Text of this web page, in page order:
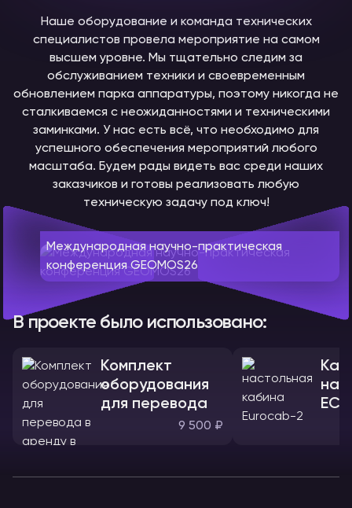
Наше оборудование и команда технических
специалистов провела мероприятие на самом
высшем уровне. Мы тщательно следим за
обслуживанием техники и своевременным
обновлением парка аппаратуры, поэтому никогда не
сталкиваемся с неожиданностями и техническими
заминками. У нас есть всё, что необходимо для
успешного обеспечения мероприятий любого
масштаба. Будем рады видеть вас среди наших
заказчиков и готовы реализовать любую
техническую задачу под ключ!
Международная научно-практическая
конференция GEOMOS26
В проекте было использовано:
Комплект
оборудования
для перевода
9 500 ₽
ЕС-